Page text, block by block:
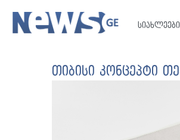
სიახლეები
თიბისი კონცეპტი